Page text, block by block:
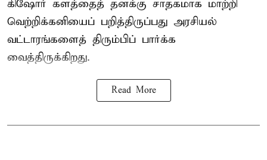
கிஷோர் களத்தைத் தனக்கு சாதகமாக மாற்றி
வெற்றிக்கனியைப் பறித்திருப்பது அரசியல்
வட்டாரங்களைத் திரும்பிப் பார்க்க
வைத்திருக்கிறது.
Read More